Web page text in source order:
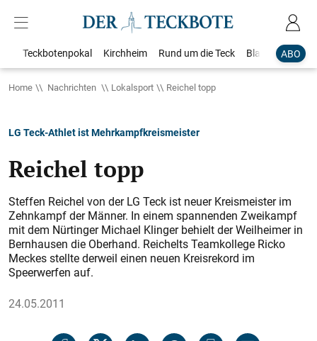
ABO
Teckbotenpokal Kirchheim Rund um die Teck Blaulicht
Home Nachrichten Lokalsport Reichel topp
LG Teck-Athlet ist Mehrkampfkreismeister
Reichel topp
Steffen Reichel von der LG Teck ist neuer Kreismeister im
Zehnkampf der Männer. In einem spannenden Zweikampf
mit dem Nürtinger Michael Klinger behielt der Weilheimer in
Bernhausen die Oberhand. Reichelts Teamkollege Ricko
Meckes stellte derweil einen neuen Kreisrekord im
Speerwerfen auf.
24.05.2011